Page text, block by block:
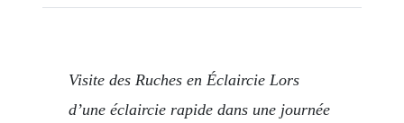
Visite des Ruches en Éclaircie Lors
d’une éclaircie rapide dans une journée